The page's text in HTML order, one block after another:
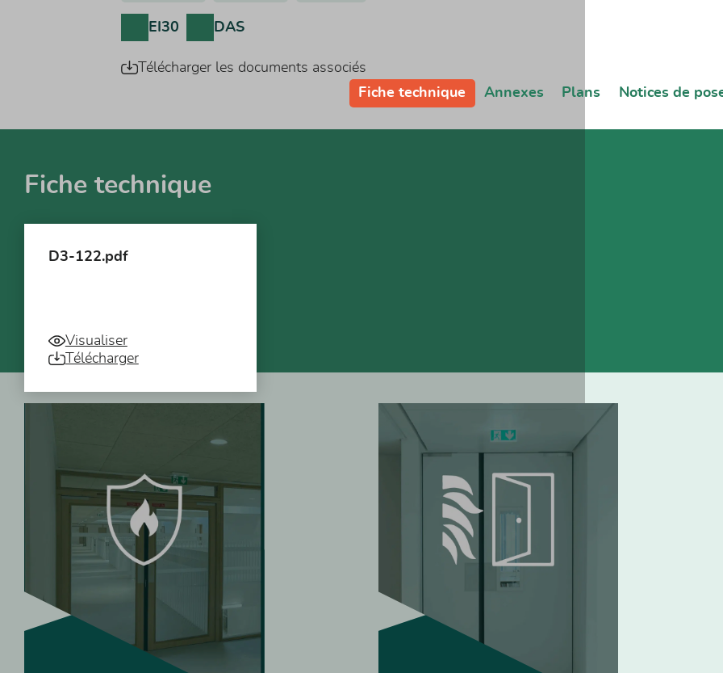
EI30 DAS
Télécharger les documents associés
Fiche technique
Annexes Plans Notices de
Fiche technique
D3-122.pdf
Visualiser
Télécharger